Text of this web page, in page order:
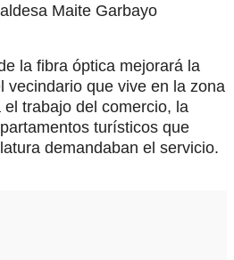
Maite Garbayo
fibra óptica mejorará la
vecindario que vive en la zona
trabajo del comercio, la
turísticos que
demandaban el servicio.